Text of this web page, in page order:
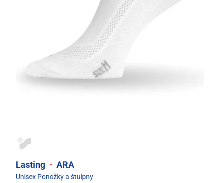
Lasting · ARA
Unisex Ponožky a štulpny